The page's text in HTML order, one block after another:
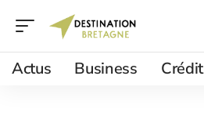
Actus Business Crédit